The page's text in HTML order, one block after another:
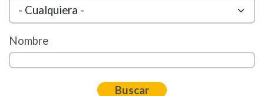
Nombre